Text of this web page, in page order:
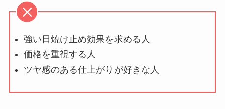
強い日焼け止め効果を求める人
価格を重視する人
ツヤ感のある仕上がりが好きな人